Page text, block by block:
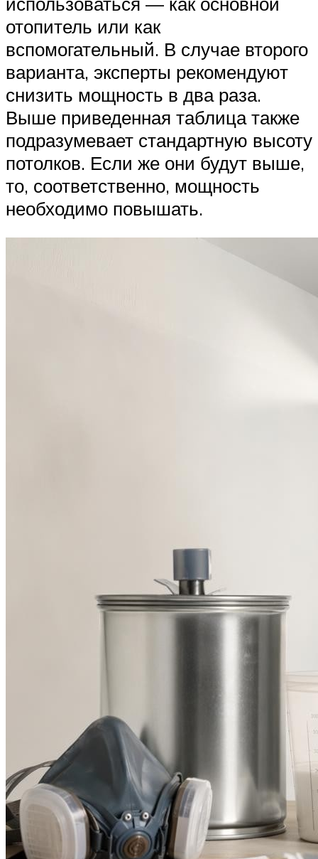
отопитель или как
вспомогательный. В случае второго
варианта, эксперты рекомендуют
снизить мощность в два раза.
Выше приведенная таблица также
подразумевает стандартную высоту
потолков. Если же они будут выше,
то, соответственно, мощность
необходимо повышать.